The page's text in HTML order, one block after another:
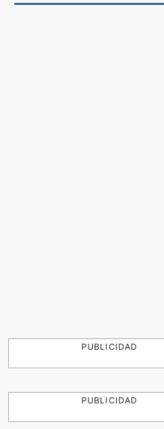
PUBLICIDAD
PUBLICIDAD